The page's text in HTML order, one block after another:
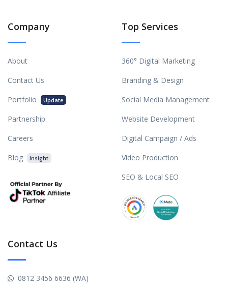
Company
About
Contact Us
Portfolio
Update
Partnership
Careers
Blog
Insight
Top Services
360° Digital Marketing
Branding & Design
Social Media Management
Website Development
Digital Campaign / Ads
Video Production
SEO & Local SEO
Contact Us
0812 3456 6636 (WA)